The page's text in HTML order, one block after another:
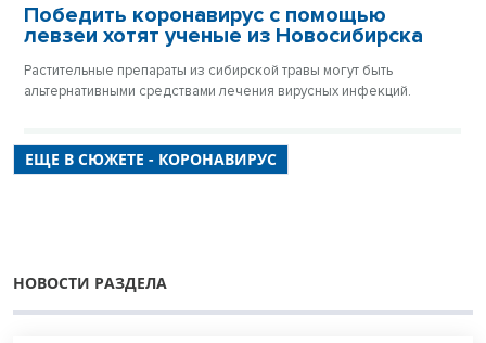
Победить коронавирус с помощью
левзеи хотят ученые из Новосибирска
Растительные препараты из сибирской травы могут быть
альтернативными средствами лечения вирусных инфекций.
ЕЩЕ В СЮЖЕТЕ - КОРОНАВИРУС
НОВОСТИ РАЗДЕЛА